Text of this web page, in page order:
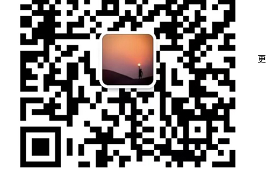
更